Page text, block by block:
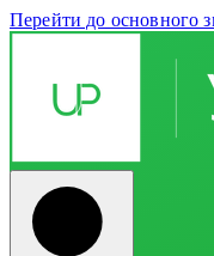
Перейти до основного